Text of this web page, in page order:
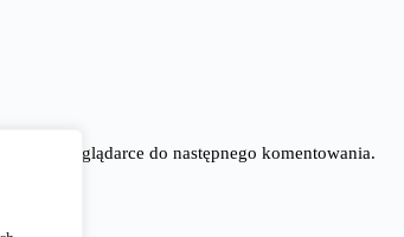
tej przeglądarce do następnego komentowania.